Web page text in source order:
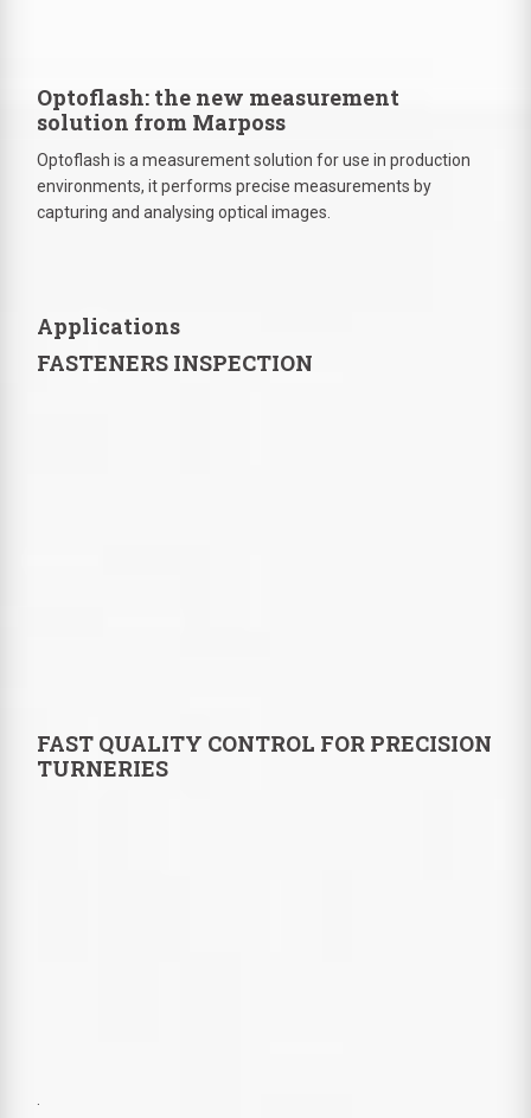
Optoflash: the new measurement
solution from Marposs
Optoflash is a measurement solution for use in production
environments, it performs precise measurements by
capturing and analysing optical images.
Applications
FASTENERS INSPECTION
FAST QUALITY CONTROL FOR PRECISION
TURNERIES